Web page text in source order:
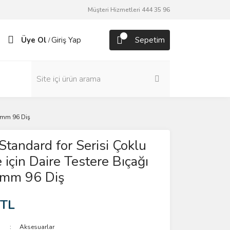
Müşteri Hizmetleri 444 35 96
Üye Ol /Giriş Yap Sepetim
96 Diş
for Serisi Çoklu
Daire Testere Bıçağı
96 Diş
Aksesuarlar